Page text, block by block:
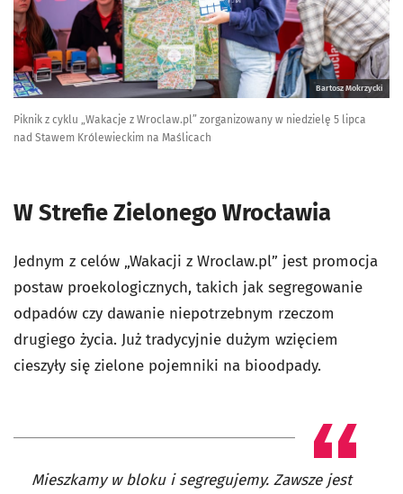
Bartosz Mokrzycki
Piknik z cyklu „Wakacje z Wroclaw.pl” zorganizowany w niedzielę 5 lipca
nad Stawem Królewieckim na Maślicach
W Strefie Zielonego Wrocławia
Jednym z celów „Wakacji z Wroclaw.pl” jest promocja
postaw proekologicznych, takich jak segregowanie
odpadów czy dawanie niepotrzebnym rzeczom
drugiego życia. Już tradycyjnie dużym wzięciem
cieszyły się zielone pojemniki na bioodpady.
Mieszkamy w bloku i segregujemy. Zawsze jest